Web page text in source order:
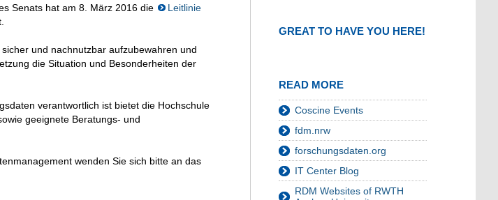
Senats hat am 8. März 2016 die
Leitlinie
und nachnutzbar aufzubewahren und
die Situation und Besonderheiten der
verantwortlich ist bietet die Hochschule
geeignete Beratungs- und
wenden Sie sich bitte an das
GREAT TO HAVE YOU HERE!
READ MORE
Coscine Events
fdm.nrw
forschungsdaten.org
IT Center Blog
RDM Websites of RWTH